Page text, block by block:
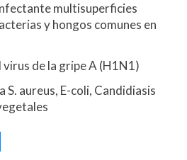
multisuperficies
y hongos comunes en
virus de la gripe A (H1N1)
S. aureus, E-coli, Candidiasis